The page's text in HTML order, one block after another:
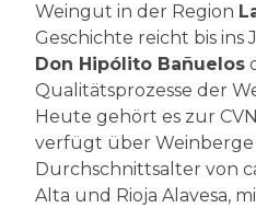
Weingut in der Region
Geschichte reicht bis ins
Don Hipólito Bañuelos
Qualitätsprozesse der
Heute gehört es zur
verfügt über Weinberge
Durchschnittsalter von
Alta und Rioja Alavesa,